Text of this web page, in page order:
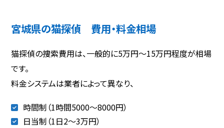
宮城県の猫探偵 費用・料金相場
猫探偵の捜索費用は、一般的に5万円〜15万円程度が相場
です。
料金システムは業者によって異なり、
時間制（1時間5000～8000円）
日当制（1日2〜3万円）